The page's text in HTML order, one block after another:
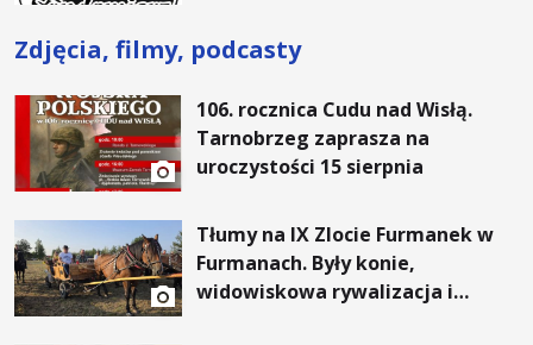
Pieszym „Tam Gdzie Pieprz
Rośnie”
Zdjęcia, filmy, podcasty
106. rocznica Cudu nad Wisłą.
Tarnobrzeg zaprasza na
uroczystości 15 sierpnia
Tłumy na IX Zlocie Furmanek w
Furmanach. Były konie,
widowiskowa rywalizacja i